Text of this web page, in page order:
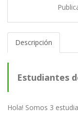
Descripción
Estudiantes
Hola! Somos 3